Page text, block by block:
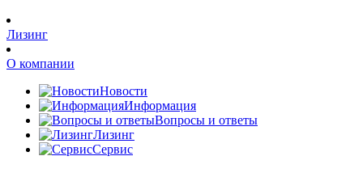
Лизинг
О компании
Новости
Информация
Вопросы и ответы
Лизинг
Сервис